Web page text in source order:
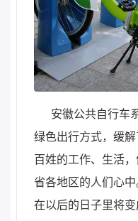
安徽公共自行车
绿色出行方式，缓
百姓的工作、生活
省各地区的人们心中
在以后的日子里将